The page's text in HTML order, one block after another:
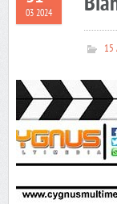
03 2024
15